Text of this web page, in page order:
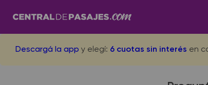
Descargá la app y elegí: 6 cuotas sin interés en